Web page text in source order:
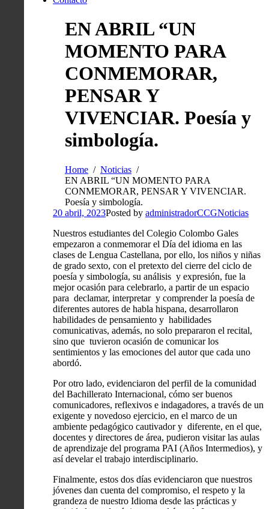
EN ABRIL “UN
MOMENTO PARA
CONMEMORAR,
PENSAR Y
VIVENCIAR. Poesía y
simbología.
Home
Noticias
EN ABRIL “UN MOMENTO PARA
CONMEMORAR, PENSAR Y VIVENCIAR.
Poesía y simbología.
20 abril, 2023Posted by administradorCCGNoticias
Nuestros estudiantes del Colegio Colombo Gales
empezaron a conmemorar el Día del idioma en las
clases de Lengua Castellana, por ello, los niños y niñas
de grado sexto, con el pretexto del cierre del ciclo de
poesía y simbología, su análisis y expresión, fue la
mejor ocasión para celebrarlo, a partir de un espacio
para declamar, interpretar y comprender la poesía de
diferentes autores de habla hispana, desarrollaron
habilidades de pensamiento y habilidades
comunicativas, además, no solo prepararon el recital,
sino que tuvieron ocasión de comunicar los
sentimientos y las emociones del autor que cada uno
abordó.
Por otro lado, evidenciaron del perfil de la comunidad
del Bachillerato Internacional, cómo ser buenos
comunicadores, reflexivos e indagadores, a través de un
exigente y novedoso ejercicio, en el marco de un
ambiente pedagógico cautivador y diferente, en el que,
docentes y directores de área, pudieron visitar las aulas
de aprendizaje del programa PAI (Años Intermedios), y
así develar el trabajo interdisciplinario.
Finalmente, estos dos días evidenciaron que nuestros
jóvenes dan cuenta del compromiso, el respeto y la
grandeza de nuestro Idioma desde las prácticas y